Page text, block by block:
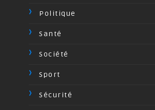
Politique
Santé
Société
Sport
Sécurité